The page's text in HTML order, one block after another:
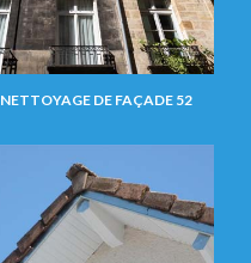
NETTOYAGE DE FAÇADE 52